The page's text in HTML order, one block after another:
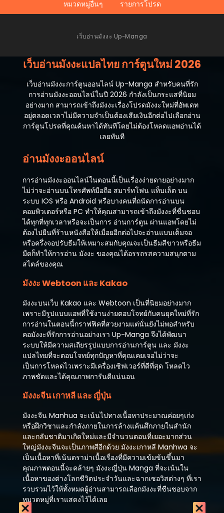
หมวดหมู่อื่นๆ
รายการโปรด
เว็บอ่านมังงะ Up-Manga
เว็บอ่านมังงะแปลไทย การ์ตูนใหม่ 2026
เว็บอ่านมังงะการ์ตูนออนไลน์ Up-Manga สำหรับคนที่รัก
การอ่านมังงะออนไลน์ในปี 2026 กำลังเป็นกระแสที่นิยม
อย่างมาก สามารถเข้าถึงมังงะเรื่องโปรดมังงะใหม่ที่อัพเดท
อยู่ตลอดเวลาไม่มีความจำเป็นต้องเสียเงินอีกต่อไปเลือกอ่าน
การ์ตูนโปรดที่คุณค้นหาได้ทันทีโดยไม่ต้องโหลดแอพอ่านได้
เลยทันที
อ่านมังงะออนไลน์
การอ่านมังงะออนไลน์ในตอนนี้เป็นเรื่องง่ายดายอย่างมาก
ไม่ว่าจะอ่านบนโทรศัพท์มือถือ สมาร์ทโฟน แท็บเล็ต บน
ระบบ IOS หรือ Android หรือบางคนที่ถนัดการอ่านบน
คอมพิวเตอร์หรือ PC ทำให้คุณสามารถเข้าถึงมังงะที่ชื่นชอบ
ได้ทุกที่ทุกเวลาหรือจะเป็นการ อ่านการ์ตูน ผ่านแอพโดยไม่
ต้องไปยืนที่ร้านหนังสือให้เมื่อยอีกต่อไปจะอ่านแบบเต็มจอ
หรือครึ่งจอปรับธีมให้เหมาะสมกับคุณจะเป็นธีมสีขาวหรือธีม
มืดก็ทำให้การอ่าน มังงะ ของคุณได้อรรถรสความสนุกตาม
สไตล์ของคุณ
มังงะ Webtoon และ Kakao
มังงะบนเว็บ Kakao และ Webtoon เป็นที่นิยมอย่างมาก
เพราะมีรูปแบบแอพที่ใช้งานง่ายตอบโจทย์กับคนยุคใหม่ที่รัก
การอ่านในตอนนี้กราฟฟิคที่สวยงามแต่นั่นยังไม่พอสำหรับ
คอมังงะที่รักการอ่านอย่างเรา Up-Manga จึงได้พัฒนา
ระบบให้มีความสเถียรรูปแบบการอ่านการ์ตูน และ มังงะ
แปลไทยที่จะตอบโจทย์ทุกปัญหาที่คุณเคยเจอไม่ว่าจะ
เป็นการโหลดไวเพราะมีเครื่องเซิฟเวอร์ที่ดีที่สุด โหลดไว
ภาพชัดและได้คุณภาพการันตีแน่นอน
มังงะจีน เกาหลี และ ญี่ปุ่น
มังงะจีน Manhua จะเน้นไปทางเนื้อหาประมาณค่อยๆเก่ง
หรือฝึกวิชาและกำลังภายในการล้างแค้นศึกภายในสำนัก
และกลับชาติมาเกิดใหม่และมีจำนวนตอนที่เยอะมากส่วน
ใหญ่มังงะจีนจะเป็นภาพสีอีกด้วย มังงะเกาหลี Manhwa จะ
เป็นเนื้อหาที่เน้นดราม่าเนื้อเรื่องที่มีความเข้มข้นขึ้นมา
คุณภาพตอนนี้จะคล้ายๆ มังงะญี่ปุ่น Manga ที่จะเน้นใน
เนื้อหาของต่างโลกชีวิตประจำวันและฉากเซอวิสต่างๆ ที่เรา
รวบรวมไว้ให้ทั้งหมดผู้อ่านสามารถเลือกมังงะที่ชืนชอบจาก
หมวดหมู่ที่เราแสดงไว้ได้เลย